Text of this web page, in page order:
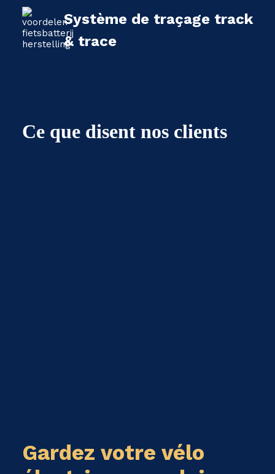
Système de traçage track
& trace
Ce que disent nos clients
Gardez votre vélo